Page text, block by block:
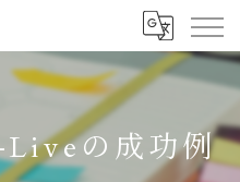
Liveの成功例